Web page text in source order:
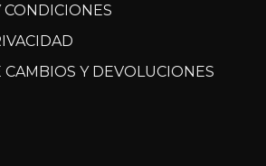
CAMBIOS Y DEVOLUCIONES